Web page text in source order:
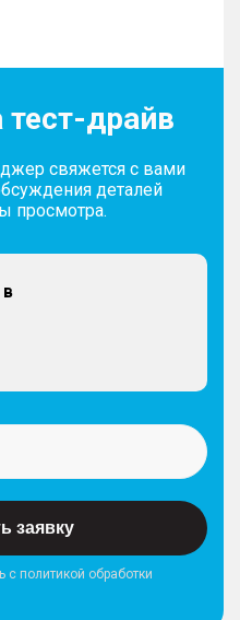
драйв
свяжется с вами
деталей
просмотра.
заявку
с политикой обработки